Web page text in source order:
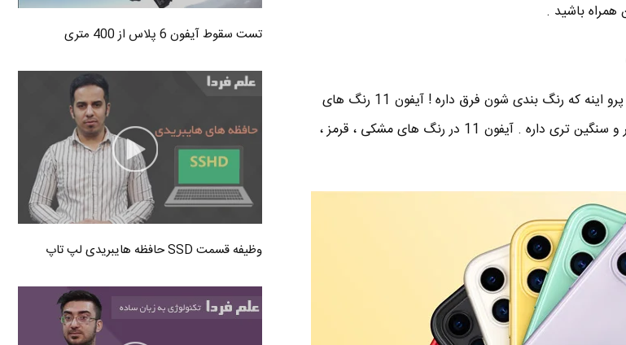
■ بارز ترین تفاوت بین طراحی آیفون 11 و آیفون 11 پرو اینه که رنگ بندی شون فرق داره ! آیفون 11 رنگ های
بیشتر و شادتری داره اما آیفون 11 پرو رنگ های کمتر و سنگین تری داره . آیفون 11 در رنگ های مشکی ، قرمز ،
تست سقوط آیفون 6 پلاس از 400 متری
وظیفه قسمت SSD حافظه هایبریدی لپ تاپ